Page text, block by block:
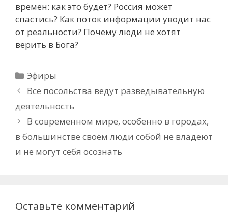
времен: как это будет? Россия может
спастись? Как поток информации уводит нас
от реальности? Почему люди не хотят
верить в Бога?
Рубрики
Эфиры
Все посольства ведут разведывательную
деятельность
В современном мире, особенно в городах,
в большинстве своём люди собой не владеют
и не могут себя осознать
Оставьте комментарий